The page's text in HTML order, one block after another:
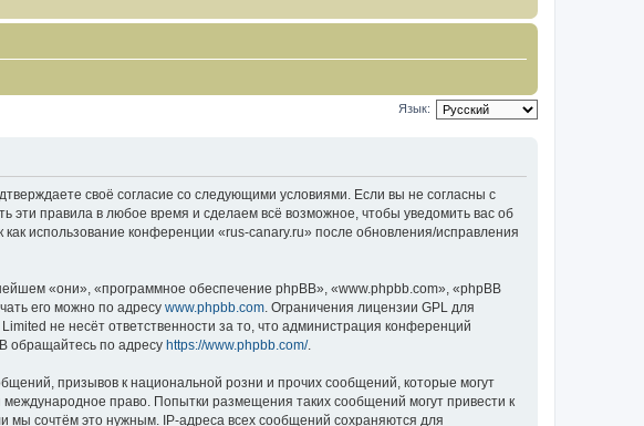
Язык:
своё согласие со следующими условиями. Если вы не согласны с
правила в любое время и сделаем всё возможное, чтобы уведомить вас об
использование конференции «rus-canary.ru» после обновления/исправления
«они», «программное обеспечение phpBB», «www.phpbb.com», «phpBB
его можно по адресу www.phpbb.com. Ограничения лицензии GPL для
не несёт ответственности за то, что администрация конференций
обращайтесь по адресу https://www.phpbb.com/.
призывов к национальной розни и прочих сообщений, которые могут
право. Попытки размещения таких сообщений могут привести к
мы сочтём это нужным. IP-адреса всех сообщений сохраняются для